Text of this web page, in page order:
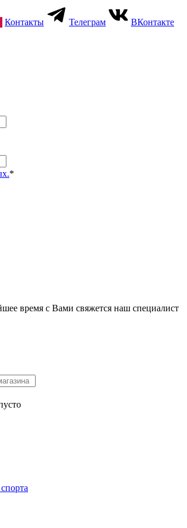
Контакты Телеграм
ВКонтакте
*
время с Вами свяжется наш специалист